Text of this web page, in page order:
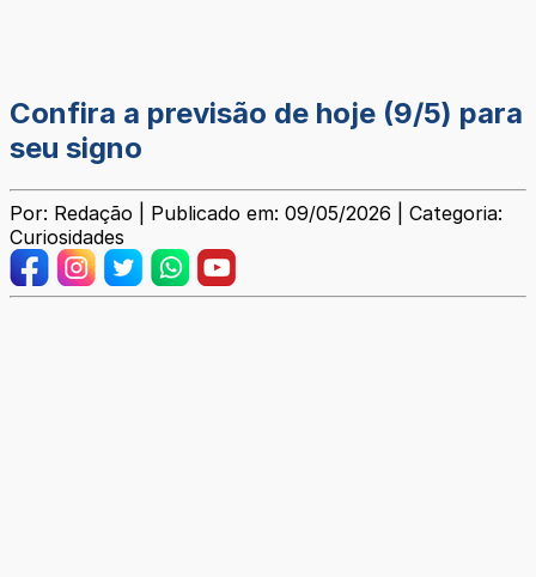
Confira a previsão de hoje (9/5) para
seu signo
Por: Redação | Publicado em: 09/05/2026 | Categoria:
Curiosidades